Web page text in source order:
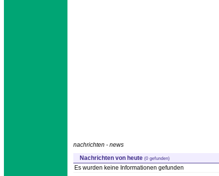
nachrichten - news
Nachrichten von heute (0 gefunden)
Es wurden keine Informationen gefunden